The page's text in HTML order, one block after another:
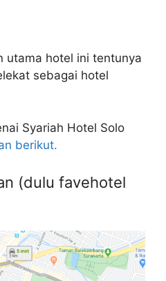
utama hotel ini tentunya
sebagai hotel
Syariah Hotel Solo
berikut.
(dulu favehotel